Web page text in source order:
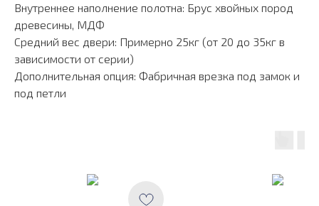
Внутреннее наполнение полотна: Брус хвойных пород
древесины, МДФ
Средний вес двери: Примерно 25кг (от 20 до 35кг в
зависимости от серии)
Дополнительная опция: Фабричная врезка под замок и
под петли